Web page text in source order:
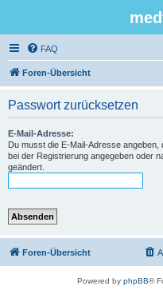
FAQ
Foren-Übersicht
Passwort zurücksetzen
E-Mail-Adresse:
Du musst die E-Mail-Adresse angeben,
bei der Registrierung angegeben oder
geändert.
Foren-Übersicht
Powered by phpBB®